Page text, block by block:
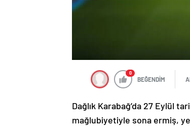
0
BEĞENDİM
Dağlık Karabağ’da 27 Eylül
mağlubiyetiyle sona ermiş,